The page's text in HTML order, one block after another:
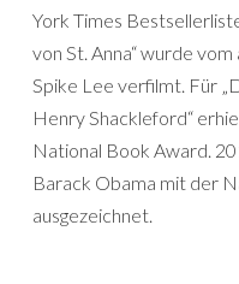
York Times
von St. Anna“ wurde
Spike Lee verfilmt. Für
Henry Shackleford“
National Book Award.
Barack Obama mit der
ausgezeichnet.